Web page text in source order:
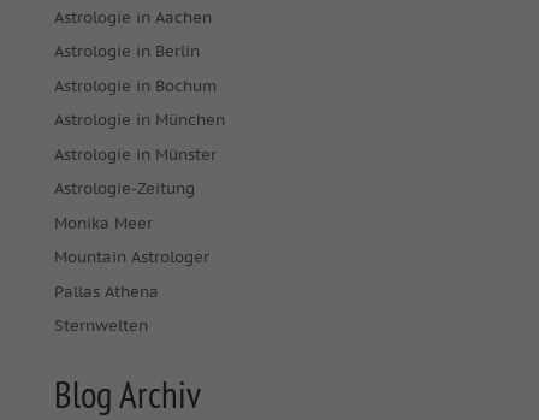
Astrologie in Aachen
Astrologie in Berlin
Astrologie in Bochum
Astrologie in München
Astrologie in Münster
Astrologie-Zeitung
Monika Meer
Mountain Astrologer
Pallas Athena
Sternwelten
Blog Archiv